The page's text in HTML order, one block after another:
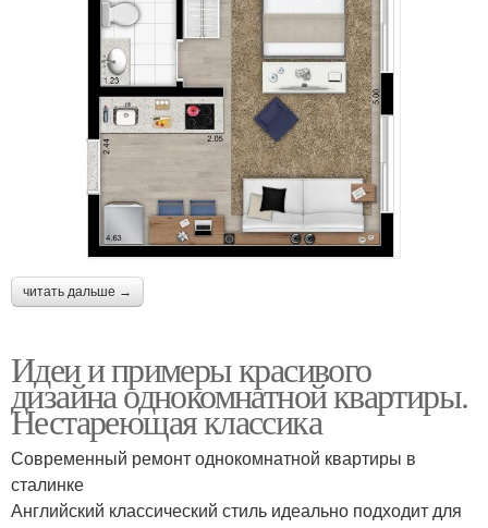
читать дальше →
Идеи и примеры красивого
дизайна однокомнатной квартиры.
Нестареющая классика
Современный ремонт однокомнатной квартиры в
сталинке
Английский классический стиль идеально подходит для